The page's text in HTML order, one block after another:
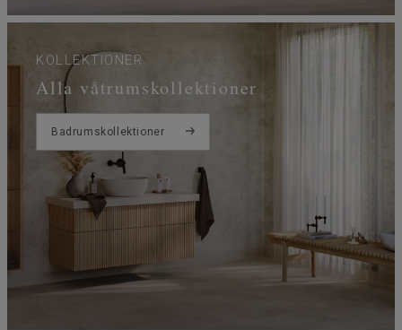
KOLLEKTIONER
Alla våtrumskollektioner
Badrumskollektioner